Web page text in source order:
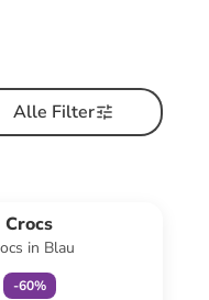
Alle Filter
Crocs
in Blau
-60%